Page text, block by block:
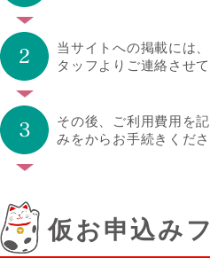
当サイトへの掲載には
タッフよりご連絡させ
その後、ご利用費用を
みをからお手続きくださ
仮お申込み